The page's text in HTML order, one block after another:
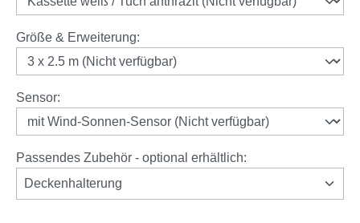
Größe & Erweiterungauswählen
:
Sensorauswählen
:
Passendes Zubehör - optional erhältlich:
Deckenhalterung